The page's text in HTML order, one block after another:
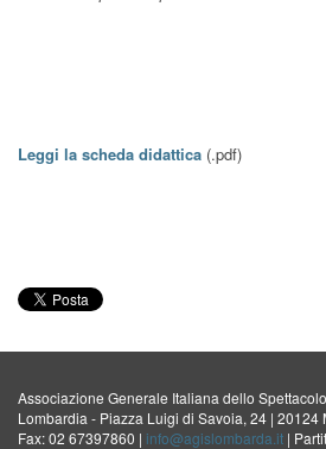
Leggi la scheda didattica (.pdf)
Associazione Generale Italiana dello
Lombardia - Piazza Luigi di Savoia, 24 | 20124
Fax: 02 67397860 | info@agislombarda.it |